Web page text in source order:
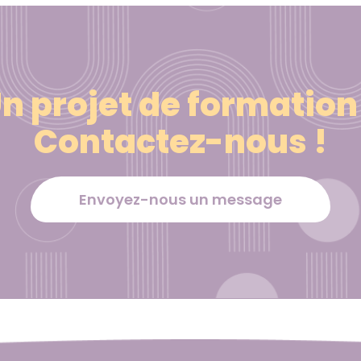
projet de formation
Contactez-nous !
Envoyez-nous un message